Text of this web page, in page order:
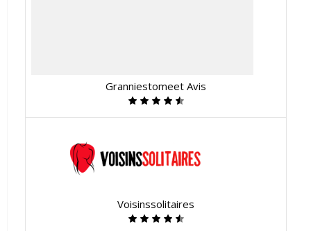
Granniestomeet Avis
Voisinssolitaires